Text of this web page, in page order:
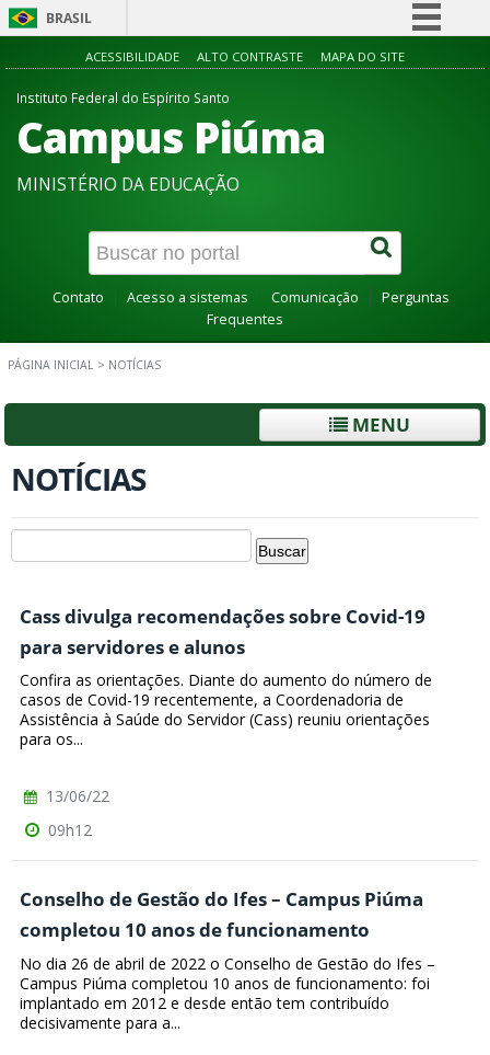
BRASIL
Simplifique!
Acesso à informação
Canais
ACESSIBILIDADE ALTO CONTRASTE MAPA DO SITE
Instituto Federal do Espírito Santo
Campus Piúma
MINISTÉRIO DA EDUCAÇÃO
Contato Acesso a sistemas Comunicação
Perguntas
Frequentes
PÁGINA INICIAL > NOTÍCIAS
MENU
NOTÍCIAS
Cass divulga recomendações sobre Covid-19
para servidores e alunos
Confira as orientações. Diante do aumento do número de
casos de Covid-19 recentemente, a Coordenadoria de
Assistência à Saúde do Servidor (Cass) reuniu orientações
para os...
13/06/22
09h12
Conselho de Gestão do Ifes – Campus Piúma
completou 10 anos de funcionamento
No dia 26 de abril de 2022 o Conselho de Gestão do Ifes –
Campus Piúma completou 10 anos de funcionamento: foi
implantado em 2012 e desde então tem contribuído
decisivamente para a...